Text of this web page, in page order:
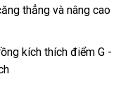
khảothẳng khuyến
và nâng cao